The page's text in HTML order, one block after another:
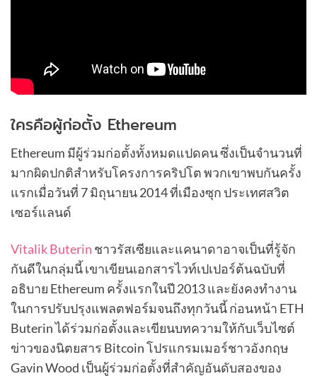
ใครคือผู้ก่อตั้ง Ethereum
Ethereum มีผู้ร่วมก่อตั้งทั้งหมดแปดคน ซึ่งเป็นจำนวนที่
มากผิดปกติสำหรับโครงการคริปโต พวกเขาพบกันครั้ง
แรกเมื่อวันที่ 7 มิถุนายน 2014 ที่เมืองซุก ประเทศสวิต
เซอร์แลนด์
Vitalik Buterin ชาวรัสเซียและแคนาดาอาจเป็นที่รู้จัก
กันดีในกลุ่มนี้ เขาเขียนเอกสารไวท์เปเปอร์ต้นฉบับที่
อธิบาย Ethereum ครั้งแรกในปี 2013 และยังคงทำงาน
ในการปรับปรุงแพลตฟอร์มจนถึงทุกวันนี้ ก่อนหน้า ETH
Buterin ได้ร่วมก่อตั้งและเขียนบทความให้กับเว็บไซต์
ข่าวของนิตยสาร Bitcoin โปรแกรมเมอร์ชาวอังกฤษ
Gavin Wood เป็นผู้ร่วมก่อตั้งที่สำคัญอันดับสองของ